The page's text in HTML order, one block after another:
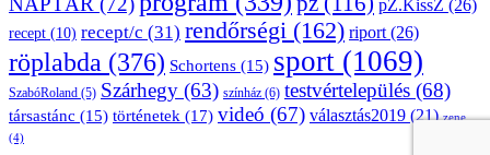
pZ.KissZ (26)
recept (10) recept/c (31) rendőrségi (162) riport(26)
röplabda (376) Schortens (15) sport (1069)
SzabóRoland (5) Szárhegy (63) színház (6) testvértelepülés (68)
társastánc (15) történetek (17) videó (67) választás2019 (21) zene
(4)